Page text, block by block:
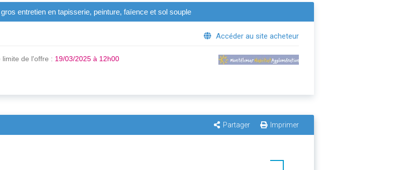
entretien en tapisserie, peinture, faïence et sol souple
Accéder au site acheteur
limite de l'offre : 19/03/2025 à 12h00
Partager Imprimer